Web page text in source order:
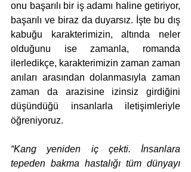
onu başarılı bir iş adamı haline getiriyor,
başarılı ve biraz da duyarsız. İşte bu dış
kabuğu karakterimizin, altında neler
olduğunu ise zamanla, romanda
ilerledikçe, karakterimizin zaman zaman
anıları arasından dolanmasıyla zaman
zaman da arazisine izinsiz girdiğini
düşündüğü insanlarla iletişimleriyle
öğreniyoruz.
“Kang yeniden iç çekti. İnsanlara
tepeden bakma hastalığı tüm dünyayı